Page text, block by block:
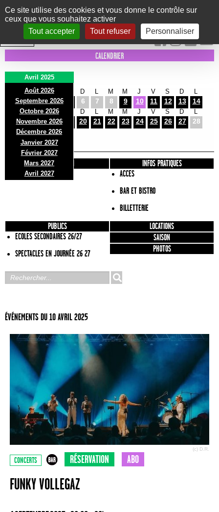
Panneau de gestion des cookies
Ce site utilise des cookies et vous donne le contrôle sur
ceux que vous souhaitez activer
Tout accepter
Tout refuser Personnaliser
Le Marni
CONCERTS DANSE/CIRQUE THÉÂTRE KIDS EXPOS EVENTS
INTRA MUROS
CALENDRIER
Avril 2025
Août 2026
Septembre 2026
Octobre 2026
Novembre 2026
Décembre 2026
Janvier 2027
Février 2027
Mars 2027
Avril 2027
M
2
J
3
V
4
D
6 7
M
8
M
9
J
10
V
11
S
12
D
13 14
M
16
J
17
V
18
D
20 21
M
22
M
23
J
24
V
25
S
26
D
27 28
M
30
PRÉSENTATION
INFOS PRATIQUES
ACCES
BAR ET BISTRO
BILLETTERIE
PUBLICS
ECOLES SECONDAIRES 26/27
SPECTACLES EN JOURNÉE 26 27
LOCATIONS
SAISON
PHOTOS
ÉVÉNEMENTS DU 10 AVRIL 2025
(c) D.R.
CONCERTS RÉSERVATION ABO
FUNKY VOLLEGAZ